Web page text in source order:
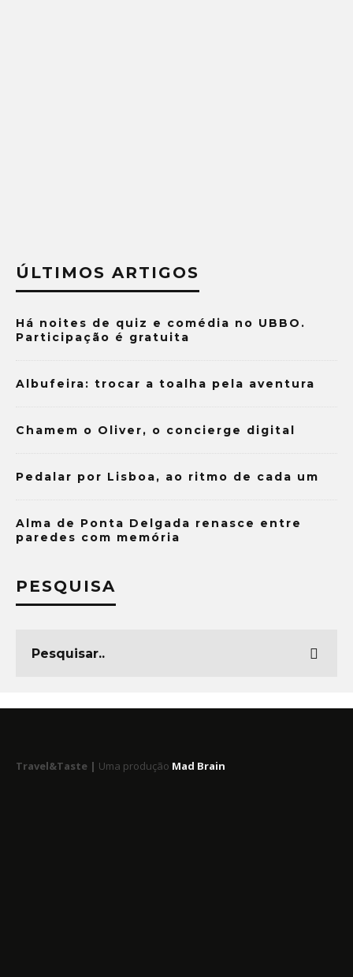
ÚLTIMOS ARTIGOS
Há noites de quiz e comédia no UBBO.
Participação é gratuita
Albufeira: trocar a toalha pela aventura
Chamem o Oliver, o concierge digital
Pedalar por Lisboa, ao ritmo de cada um
Alma de Ponta Delgada renasce entre
paredes com memória
PESQUISA
Travel&Taste | Uma produção Mad Brain